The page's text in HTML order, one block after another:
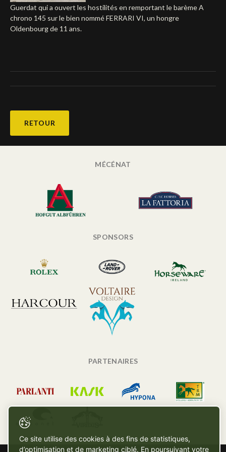
Deutsch
Guerdat qui a ouvert les hostilités en remportant le barème A
chrono 145 sur le bien nommé FERRARI VI, un hongre
Oldenbourg de 11 ans.
RETOUR
MÉCÉNAT
SPONSORS
PARTENAIRES
Ce site utilise des cookies à des fins de statistiques,
d’optimisation et de marketing ciblé. En poursuivant votre